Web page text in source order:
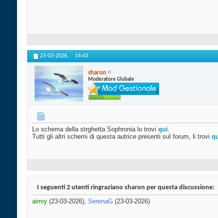
23-03-2026, 14:43
sharon
Moderatore Globale
Lo schema della strghetta Sophronia lo trovi qui.
Tutti gli altri schemi di questa autrice presenti sul forum, li trovi
I seguenti 2 utenti ringraziano sharon per questa discussione:
aimiy (23-03-2026), SerenaG (23-03-2026)